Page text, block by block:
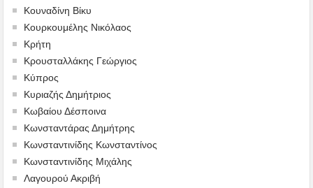
Κουναδίνη Βίκυ
Κουρκουμέλης Νικόλαος
Κρήτη
Κρουσταλλάκης Γεώργιος
Κύπρος
Κυριαζής Δημήτριος
Κωβαίου Δέσποινα
Κωνσταντάρας Δημήτρης
Κωνσταντινίδης Κωνσταντίνος
Κωνσταντινίδης Μιχάλης
Λαγουρού Ακριβή